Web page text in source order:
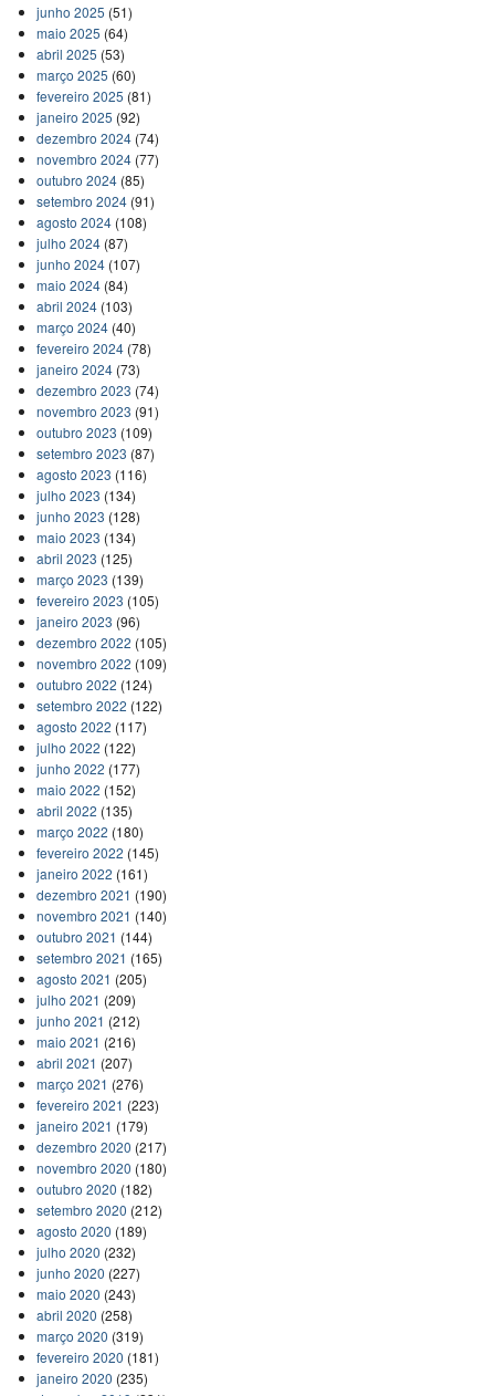
junho 2025 (51)
maio 2025 (64)
abril 2025 (53)
março 2025 (60)
fevereiro 2025 (81)
janeiro 2025 (92)
dezembro 2024(74)
novembro 2024(77)
outubro 2024(85)
setembro 2024(91)
agosto 2024(108)
julho 2024(87)
junho 2024(107)
maio 2024(84)
abril 2024(103)
março 2024(40)
fevereiro 2024(78)
janeiro 2024(73)
dezembro 2023 (74)
novembro 2023 (91)
outubro 2023 (109)
setembro 2023 (87)
agosto 2023 (116)
julho 2023 (134)
junho 2023 (128)
maio 2023 (134)
abril 2023 (125)
março 2023 (139)
fevereiro 2023 (105)
janeiro 2023 (96)
dezembro 2022 (105)
novembro 2022 (109)
outubro 2022 (124)
setembro 2022 (122)
agosto 2022 (117)
julho 2022 (122)
junho 2022 (177)
maio 2022 (152)
abril 2022 (135)
março 2022 (180)
fevereiro 2022 (145)
janeiro 2022 (161)
dezembro 2021 (190)
novembro 2021 (140)
outubro 2021 (144)
setembro 2021 (165)
agosto 2021 (205)
julho 2021 (209)
junho 2021 (212)
maio 2021 (216)
abril 2021 (207)
março 2021 (276)
fevereiro 2021 (223)
janeiro 2021 (179)
dezembro 2020 (217)
novembro 2020 (180)
outubro 2020 (182)
setembro 2020 (212)
agosto 2020 (189)
julho 2020 (232)
junho 2020 (227)
maio 2020 (243)
abril 2020 (258)
março 2020 (319)
fevereiro 2020 (181)
janeiro 2020 (235)